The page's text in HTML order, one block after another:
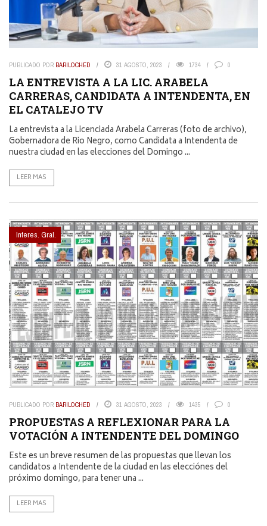
PUBLICADO POR BARILOCHED 31 AGOSTO, 2023 1734 0
LA ENTREVISTA A LA LIC. ARABELA
CARRERAS, CANDIDATA A INTENDENTA, EN
EL CATALEJO TV
La entrevista a la Licenciada Arabela Carreras (foto de archivo),
Gobernadora de Rio Negro, como Candidata a Intendenta de
nuestra ciudad en las elecciones del Domingo ...
LEER MAS
Interes. Gral.
PUBLICADO POR BARILOCHED 31 AGOSTO, 2023 1435 0
PROPUESTAS A REFLEXIONAR PARA LA
VOTACIÓN A INTENDENTE DEL DOMINGO
Este es un breve resumen de las propuestas que llevan los
candidatos a Intendente de la ciudad en las elecciónes del
próximo domingo, para tener una ...
LEER MAS